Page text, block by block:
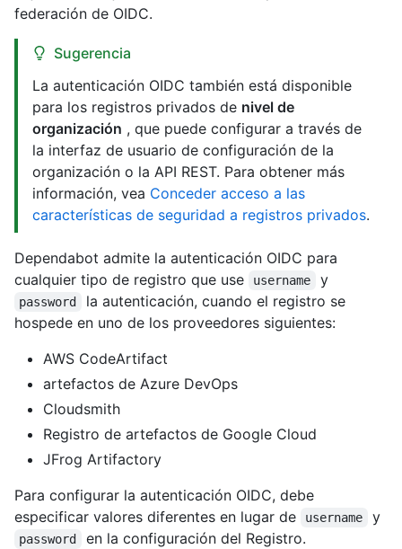
federación de OIDC.
Sugerencia
La autenticación OIDC también está disponible
para los registros privados de nivel de
organización , que puede configurar a través de
la interfaz de usuario de configuración de la
organización o la API REST. Para obtener más
información, vea Conceder acceso a las
características de seguridad a registros privados.
Dependabot admite la autenticación OIDC para
cualquier tipo de registro que use
username y
password
la autenticación, cuando el registro se
hospede en uno de los proveedores siguientes:
AWS CodeArtifact
artefactos de Azure DevOps
Cloudsmith
Registro de artefactos de Google Cloud
JFrog Artifactory
Para configurar la autenticación OIDC, debe
especificar valores diferentes en lugar de
username y
password en la configuración del Registro.